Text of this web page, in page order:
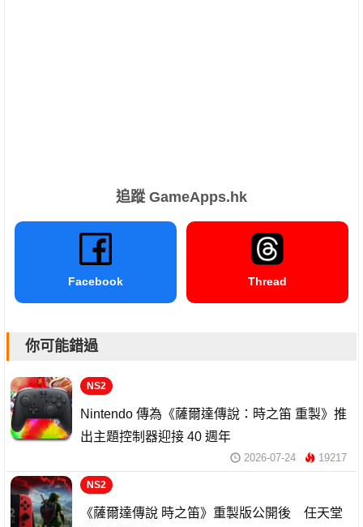
追蹤 GameApps.hk
Facebook Thread
你可能錯過
NS2
Nintendo 傳為《薩爾達傳說：時之笛 重製》推
出主題控制器迎接 40 週年
2026-07-24 19217
NS2
《薩爾達傳說 時之笛》重製版公開後 任天堂